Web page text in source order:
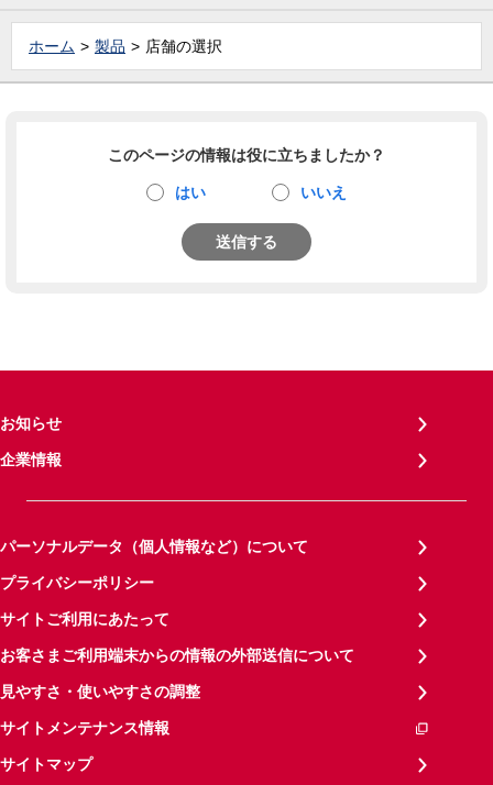
ホーム 製品 店舗の選択
このページの情報は役に立ちましたか？
はい いいえ
送信する
お知らせ
企業情報
パーソナルデータ（個人情報など）について
プライバシーポリシー
サイトご利用にあたって
お客さまご利用端末からの情報の外部送信について
見やすさ・使いやすさの調整
サイトメンテナンス情報
サイトマップ